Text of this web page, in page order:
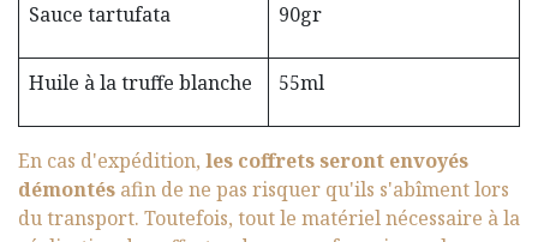
Sauce tartufata 90gr
Huile à la truffe blanche 55ml
En cas d'expédition, les coffrets seront envoyés
démontés afin de ne pas risquer qu'ils s'abîment lors
du transport. Toutefois, tout le matériel nécessaire à la